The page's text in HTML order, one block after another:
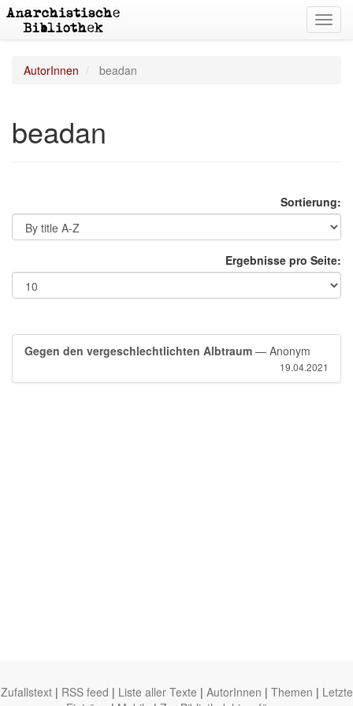
AutorInnen beadan
beadan
Sortierung:
Ergebnisse pro Seite:
Gegen den vergeschlechtlichten Albtraum — Anonym
19.04.2021
Zufallstext | RSS feed | Liste aller Texte | AutorInnen | Themen | Letzte